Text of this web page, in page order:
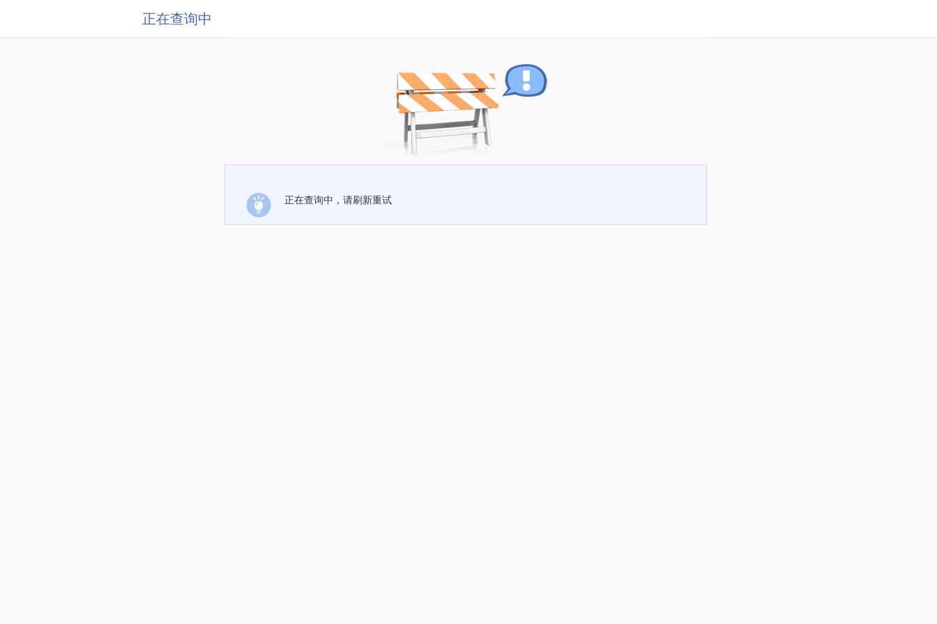
正在查询中
正在查询中，请刷新重试